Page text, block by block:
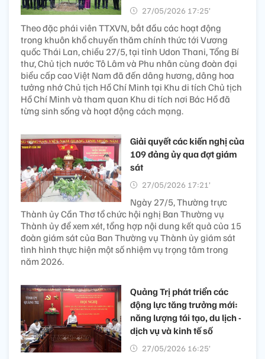
27/05/2026 17:25’
Theo đặc phái viên TTXVN, bắt đầu các hoạt động
trong khuôn khổ chuyến thăm chính thức tới Vương
quốc Thái Lan, chiều 27/5, tại tỉnh Udon Thani, Tổng Bí
thư, Chủ tịch nước Tô Lâm và Phu nhân cùng đoàn đại
biểu cấp cao Việt Nam đã đến dâng hương, dâng hoa
tưởng nhớ Chủ tịch Hồ Chí Minh tại Khu di tích Chủ tịch
Hồ Chí Minh và tham quan Khu di tích nơi Bác Hồ đã
từng sinh sống và hoạt động cách mạng.
Giải quyết các kiến nghị của
109 đảng ủy qua đợt giám
sát
27/05/2026 17:21’
Ngày 27/5, Thường trực
Thành ủy Cần Thơ tổ chức hội nghị Ban Thường vụ
Thành ủy để xem xét, tổng hợp nội dung kết quả của 15
đoàn giám sát của Ban Thường vụ Thành ủy giám sát
tình hình thực hiện một số nhiệm vụ trọng tâm trong
năm 2026.
Quảng Trị phát triển các
động lực tăng trưởng mới:
năng lượng tái tạo, du lịch -
dịch vụ và kinh tế số
27/05/2026 16:25’